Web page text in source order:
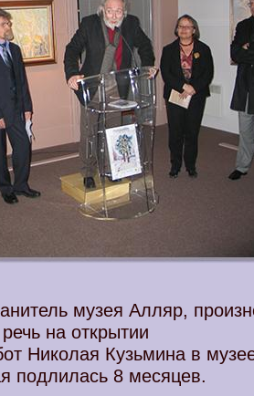
музея Алляр,
речь на открытии
Николая Кузьмина в
подлилась 8 месяцев.